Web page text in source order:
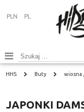
PLN PL
HHS Buty wiosna
JAPONKI